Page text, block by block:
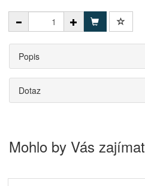
Popis
Dotaz
Mohlo by Vás zajímat